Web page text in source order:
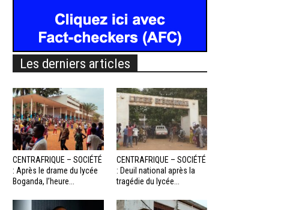
Les derniers articles
CENTRAFRIQUE – SOCIÉTÉ
: Après le drame du lycée
Boganda, l’heure...
CENTRAFRIQUE – SOCIÉTÉ
: Deuil national après la
tragédie du lycée...